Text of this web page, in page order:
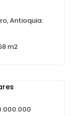
Antioquia:
m2